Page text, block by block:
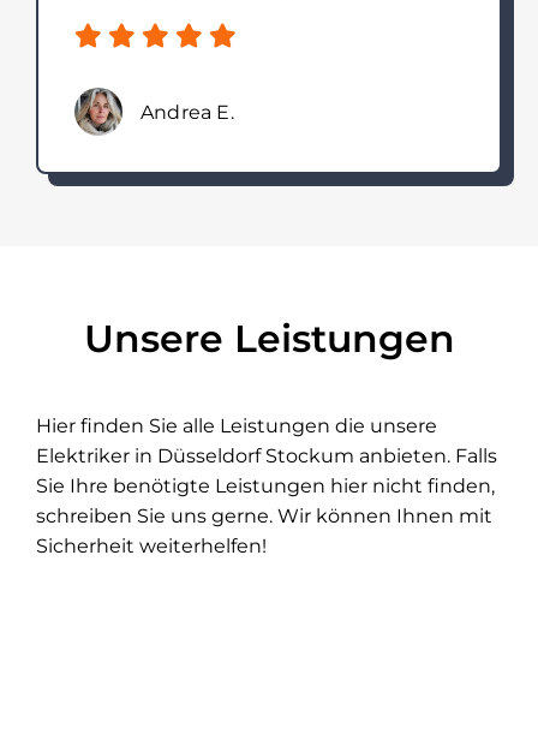
Andrea E.
Unsere Leistungen
Hier finden Sie alle Leistungen die unsere
Elektriker in Düsseldorf Stockum anbieten. Falls
Sie Ihre benötigte Leistungen hier nicht finden,
schreiben Sie uns gerne. Wir können Ihnen mit
Sicherheit weiterhelfen!